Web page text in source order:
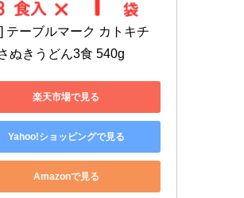
テーブルマーク カトキチ
ぬきうどん3食 540g
楽天市場で見る
Yahoo!ショッピングで見る
Amazonで見る